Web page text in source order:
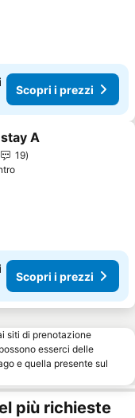
Scopri i prezzi
preferiti
A
19
Scopri i prezzi
siti di prenotazione
esserci delle
e quella presente sul
più richieste